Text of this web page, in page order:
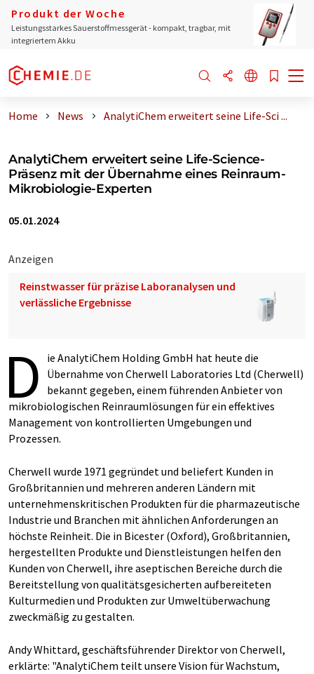
Produkt der Woche
Leistungsstarkes Sauerstoffmessgerät - kompakt, tragbar, mit
integriertem Akku
Home News AnalytiChem erweitert seine Life-Sci ...
AnalytiChem erweitert seine Life-Science-
Präsenz mit der Übernahme eines Reinraum-
Mikrobiologie-Experten
05.01.2024
Anzeigen
Reinstwasser für präzise Laboranalysen und
verlässliche Ergebnisse
D
ie AnalytiChem Holding GmbH hat heute die
Übernahme von Cherwell Laboratories Ltd (Cherwell)
bekannt gegeben, einem führenden Anbieter von
mikrobiologischen Reinraumlösungen für ein effektives
Management von kontrollierten Umgebungen und
Prozessen.
Cherwell wurde 1971 gegründet und beliefert Kunden in
Großbritannien und mehreren anderen Ländern mit
unternehmenskritischen Produkten für die pharmazeutische
Industrie und Branchen mit ähnlichen Anforderungen an
höchste Reinheit. Die in Bicester (Oxford), Großbritannien,
hergestellten Produkte und Dienstleistungen helfen den
Kunden von Cherwell, ihre aseptischen Bereiche durch die
Bereitstellung von qualitätsgesicherten aufbereiteten
Kulturmedien und Produkten zur Umweltüberwachung
zweckmäßig zu gestalten.
Andy Whittard, geschäftsführender Direktor von Cherwell,
erklärte: "AnalytiChem teilt unsere Vision für Wachstum,